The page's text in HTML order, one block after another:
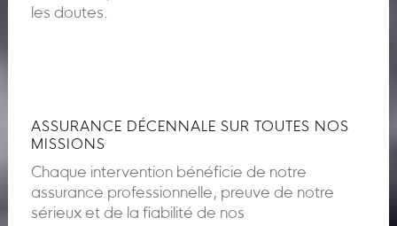
les doutes.
ASSURANCE DÉCENNALE SUR TOUTES NOS
MISSIONS
Chaque intervention bénéficie de notre
assurance professionnelle, preuve de notre
sérieux et de la fiabilité de nos